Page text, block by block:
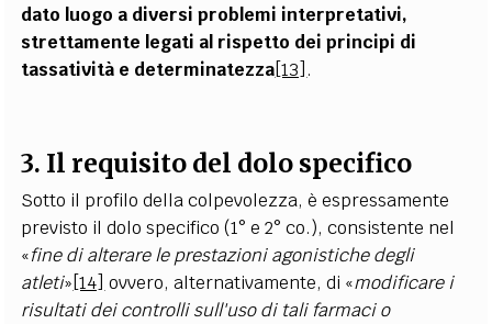
dato luogo a diversi problemi interpretativi,
strettamente legati al rispetto dei principi di
tassatività e determinatezza[13] .
3. Il requisito del dolo specifico
Sotto il profilo della colpevolezza, è espressamente
previsto il dolo specifico (1° e 2° co.), consistente nel
«fine di alterare le prestazioni agonistiche degli
atleti»[14] ovvero, alternativamente, di «modificare i
risultati dei controlli sull'uso di tali farmaci o